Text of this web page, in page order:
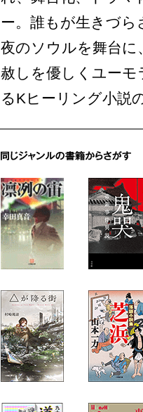
ー。誰もが生きづ
夜のソウルを舞台に
赦しを優しくユー
るKヒーリング小説